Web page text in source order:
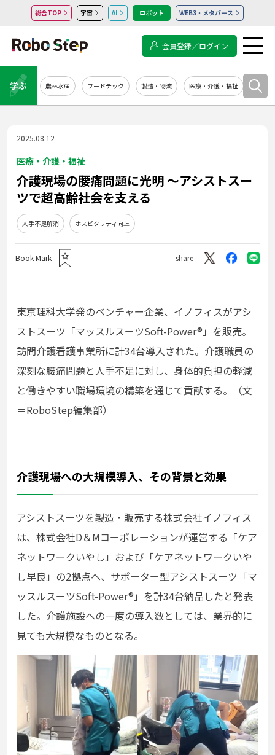
総合TOP 宇宙 AI ロボット WEB3・メタバース
会員登録／ログイン
学ぶ 農林水産 フードテック 製造・物流 医療・介護・福祉 シス
2025.08.12
医療・介護・福祉
介護現場の腰痛問題に光明 〜アシストスー
ツで超高齢社会を支える
人手不足解消 ホスピタリティ向上
Book Mark share
東京理科大学発のベンチャー企業、イノフィスがアシ
ストスーツ「マッスルスーツSoft-Power®」を販売。
訪問介護看護事業所に計34台導入された。介護職員の
深刻な腰痛問題と人手不足に対し、身体的負担の軽減
と働きやすい職場環境の構築を通じて貢献する。（文
＝RoboStep編集部）
介護現場への大規模導入、その背景と効果
アシストスーツを製造・販売する株式会社イノフィス
は、株式会社D＆Mコーポレーションが運営する「ケア
ネットワークいやし」および「ケアネットワークいや
し早良」の2拠点へ、サポーター型アシストスーツ「マ
ッスルスーツSoft-Power®」を計34台納品したと発表
した。介護施設への一度の導入数としては、業界的に
見ても大規模なものとなる。